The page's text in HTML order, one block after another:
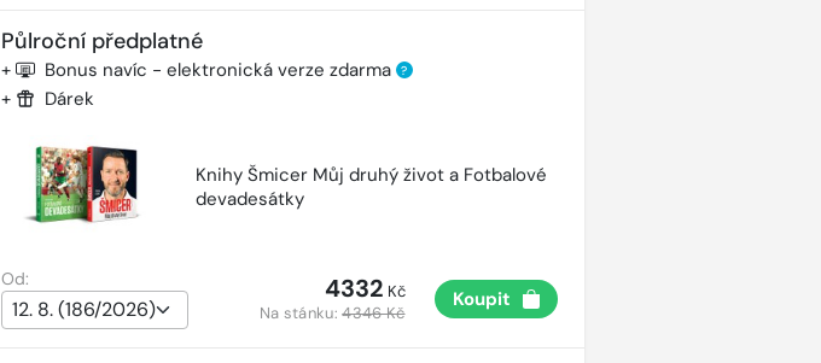
Půlroční předplatné
+ Bonus navíc - elektronická verze zdarma ?
+ Dárek
Knihy Šmicer Můj druhý život a Fotbalové
devadesátky
Od: 4332 Kč
Na stánku:4346 Kč
Koupit